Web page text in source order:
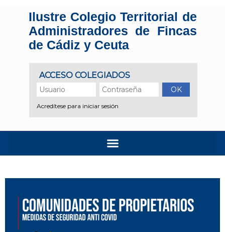
Ilustre Colegio Territorial de
Administradores de Fincas
de Cádiz y Ceuta